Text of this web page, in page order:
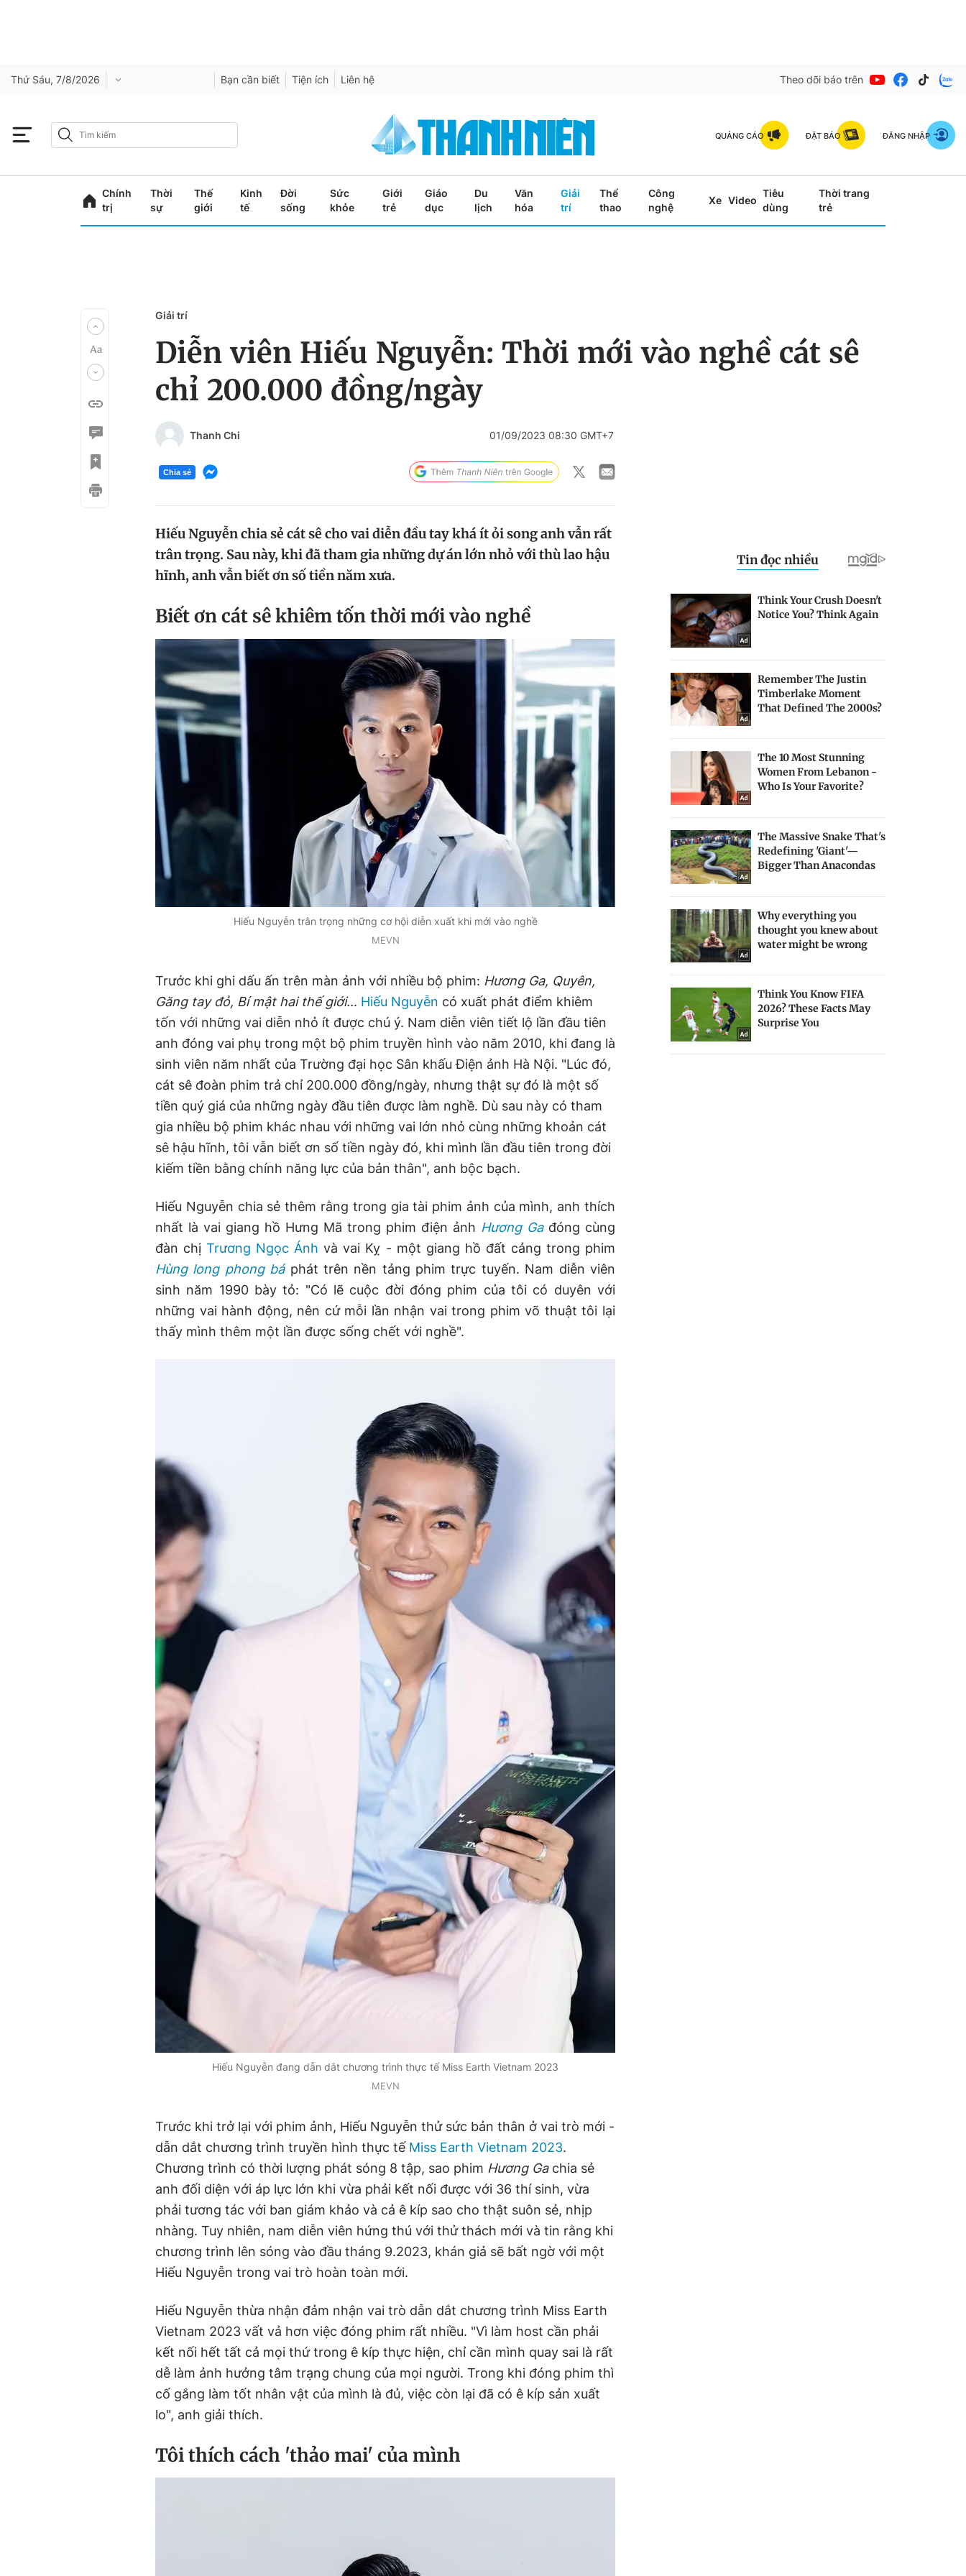
Thứ Sáu, 7/8/2026 Bạn cần biết Tiện ích Liên hệ Theo dõi báo trên
QUẢNG CÁO ĐẶT BÁO ĐĂNG NHẬP
Chính
trị
Thời
sự
Thế
giới
Kinh
tế
Đời
sống
Sức
khỏe
Giới
trẻ
Giáo
dục
Du
lịch
Văn
hóa
Giải
trí
Thể
thao
Công
nghệ
Xe Video
Tiêu
dùng
Thời trang
trẻ
Giải trí
Diễn viên Hiếu Nguyễn: Thời mới vào nghề cát sê
chỉ 200.000 đồng/ngày
Thanh Chi 01/09/2023 08:30 GMT+7
Chia sẻ
Hiếu Nguyễn chia sẻ cát sê cho vai diễn đầu tay khá ít ỏi song anh vẫn rất
trân trọng. Sau này, khi đã tham gia những dự án lớn nhỏ với thù lao hậu
hĩnh, anh vẫn biết ơn số tiền năm xưa.
Biết ơn cát sê khiêm tốn thời mới vào nghề
Hiếu Nguyễn trân trọng những cơ hội diễn xuất khi mới vào nghề
MEVN
Trước khi ghi dấu ấn trên màn ảnh với nhiều bộ phim: Hương Ga, Quyên,
Găng tay đỏ, Bí mật hai thế giới… Hiếu Nguyễn có xuất phát điểm khiêm
tốn với những vai diễn nhỏ ít được chú ý. Nam diễn viên tiết lộ lần đầu tiên
anh đóng vai phụ trong một bộ phim truyền hình vào năm 2010, khi đang là
sinh viên năm nhất của Trường đại học Sân khấu Điện ảnh Hà Nội. "Lúc đó,
cát sê đoàn phim trả chỉ 200.000 đồng/ngày, nhưng thật sự đó là một số
tiền quý giá của những ngày đầu tiên được làm nghề. Dù sau này có tham
gia nhiều bộ phim khác nhau với những vai lớn nhỏ cùng những khoản cát
sê hậu hĩnh, tôi vẫn biết ơn số tiền ngày đó, khi mình lần đầu tiên trong đời
kiếm tiền bằng chính năng lực của bản thân", anh bộc bạch.
Hiếu Nguyễn chia sẻ thêm rằng trong gia tài phim ảnh của mình, anh thích
nhất là vai giang hồ Hưng Mã trong phim điện ảnh Hương Gađóng cùng
đàn chịTrương Ngọc Ánh và vai Kỵ - một giang hồ đất cảng trong phim
Hùng long phong báphát trên nền tảng phim trực tuyến. Nam diễn viên
sinh năm 1990 bày tỏ: "Có lẽ cuộc đời đóng phim của tôi có duyên với
những vai hành động, nên cứ mỗi lần nhận vai trong phim võ thuật tôi lại
thấy mình thêm một lần được sống chết với nghề".
Hiếu Nguyễn đang dẫn dắt chương trình thực tế Miss Earth Vietnam 2023
MEVN
Trước khi trở lại với phim ảnh, Hiếu Nguyễn thử sức bản thân ở vai trò mới -
dẫn dắt chương trình truyền hình thực tế Miss Earth Vietnam 2023.
Chương trình có thời lượng phát sóng 8 tập, sao phim Hương Gachia sẻ
anh đối diện với áp lực lớn khi vừa phải kết nối được với 36 thí sinh, vừa
phải tương tác với ban giám khảo và cả ê kíp sao cho thật suôn sẻ, nhịp
nhàng. Tuy nhiên, nam diễn viên hứng thú với thử thách mới và tin rằng khi
chương trình lên sóng vào đầu tháng 9.2023, khán giả sẽ bất ngờ với một
Hiếu Nguyễn trong vai trò hoàn toàn mới.
Hiếu Nguyễn thừa nhận đảm nhận vai trò dẫn dắt chương trình Miss Earth
Vietnam 2023 vất vả hơn việc đóng phim rất nhiều. "Vì làm host cần phải
kết nối hết tất cả mọi thứ trong ê kíp thực hiện, chỉ cần mình quay sai là rất
dễ làm ảnh hưởng tâm trạng chung của mọi người. Trong khi đóng phim thì
cố gắng làm tốt nhân vật của mình là đủ, việc còn lại đã có ê kíp sản xuất
lo", anh giải thích.
Tôi thích cách 'thảo mai' của mình